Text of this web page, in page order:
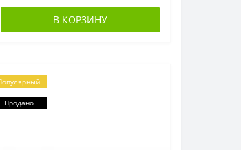
В КОРЗИНУ
Продано